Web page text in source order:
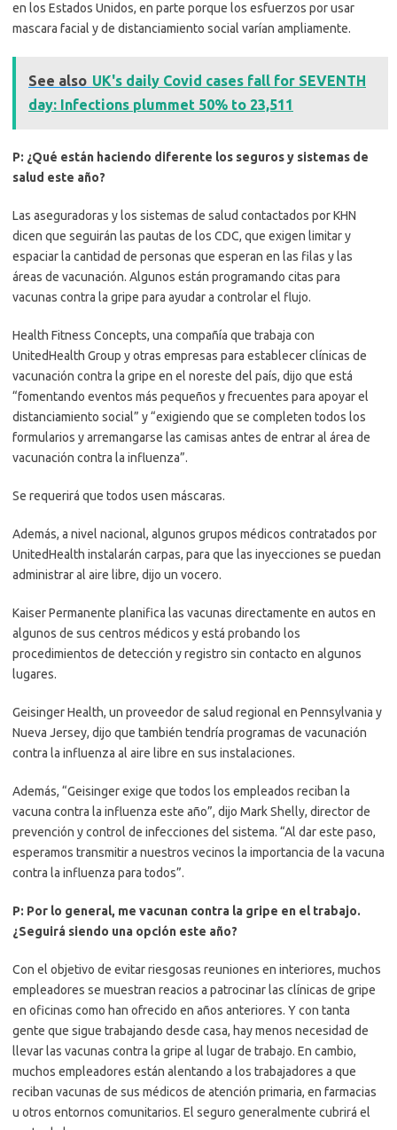
en los Estados Unidos, en parte porque los esfuerzos por usar
mascara facial y de distanciamiento social varían ampliamente.
See also UK's daily Covid cases fall for SEVENTH
day: Infections plummet 50% to 23,511
P: ¿Qué están haciendo diferente los seguros y sistemas de
salud este año?
Las aseguradoras y los sistemas de salud contactados por KHN
dicen que seguirán las pautas de los CDC, que exigen limitar y
espaciar la cantidad de personas que esperan en las filas y las
áreas de vacunación. Algunos están programando citas para
vacunas contra la gripe para ayudar a controlar el flujo.
Health Fitness Concepts, una compañía que trabaja con
UnitedHealth Group y otras empresas para establecer clínicas de
vacunación contra la gripe en el noreste del país, dijo que está
“fomentando eventos más pequeños y frecuentes para apoyar el
distanciamiento social” y “exigiendo que se completen todos los
formularios y arremangarse las camisas antes de entrar al área de
vacunación contra la influenza”.
Se requerirá que todos usen máscaras.
Además, a nivel nacional, algunos grupos médicos contratados por
UnitedHealth instalarán carpas, para que las inyecciones se puedan
administrar al aire libre, dijo un vocero.
Kaiser Permanente planifica las vacunas directamente en autos en
algunos de sus centros médicos y está probando los
procedimientos de detección y registro sin contacto en algunos
lugares.
Geisinger Health, un proveedor de salud regional en Pennsylvania y
Nueva Jersey, dijo que también tendría programas de vacunación
contra la influenza al aire libre en sus instalaciones.
Además, “Geisinger exige que todos los empleados reciban la
vacuna contra la influenza este año”, dijo Mark Shelly, director de
prevención y control de infecciones del sistema. “Al dar este paso,
esperamos transmitir a nuestros vecinos la importancia de la vacuna
contra la influenza para todos”.
P: Por lo general, me vacunan contra la gripe en el trabajo.
¿Seguirá siendo una opción este año?
Con el objetivo de evitar riesgosas reuniones en interiores, muchos
empleadores se muestran reacios a patrocinar las clínicas de gripe
en oficinas como han ofrecido en años anteriores. Y con tanta
gente que sigue trabajando desde casa, hay menos necesidad de
llevar las vacunas contra la gripe al lugar de trabajo. En cambio,
muchos empleadores están alentando a los trabajadores a que
reciban vacunas de sus médicos de atención primaria, en farmacias
u otros entornos comunitarios. El seguro generalmente cubrirá el